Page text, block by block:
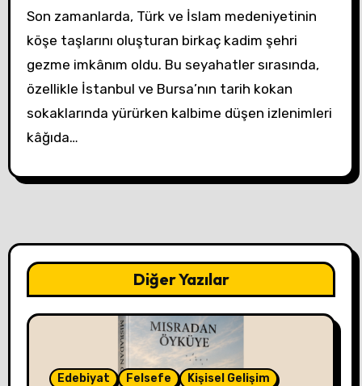
Son zamanlarda, Türk ve İslam medeniyetinin
köşe taşlarını oluşturan birkaç kadim şehri
gezme imkânım oldu. Bu seyahatler sırasında,
özellikle İstanbul ve Bursa’nın tarih kokan
sokaklarında yürürken kalbime düşen izlenimleri
kâğıda…
Diğer Yazılar
Edebiyat Felsefe
Kişisel Gelişim